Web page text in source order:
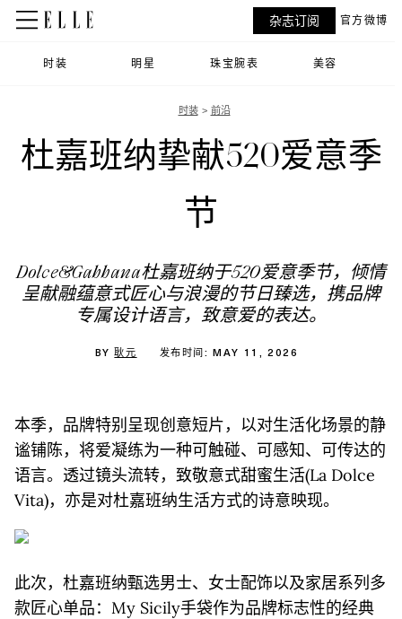
时装 明星 珠宝腕表 美容
杂志订阅 官方微博
时装 前沿
杜嘉班纳挚献520爱意季
节
Dolce&Gabbana杜嘉班纳于520爱意季节，倾情
呈献融蕴意式匠心与浪漫的节日臻选，携品牌
专属设计语言，致意爱的表达。
BY耿元 发布时间: MAY 11, 2026
本季，品牌特别呈现创意短片，以对生活化场景的静
谧铺陈，将爱凝练为一种可触碰、可感知、可传达的
语言。透过镜头流转，致敬意式甜蜜生活(La Dolce
Vita)，亦是对杜嘉班纳生活方式的诗意映现。
此次，杜嘉班纳甄选男士、女士配饰以及家居系列多
款匠心单品：My Sicily手袋作为品牌标志性的经典